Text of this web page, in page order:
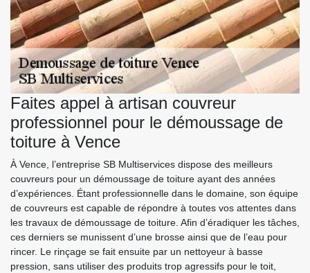
Faites appel à artisan couvreur
professionnel pour le démoussage de
toiture à Vence
À Vence, l’entreprise SB Multiservices dispose des meilleurs
couvreurs pour un démoussage de toiture ayant des années
d’expériences. Étant professionnelle dans le domaine, son équipe
de couvreurs est capable de répondre à toutes vos attentes dans
les travaux de démoussage de toiture. Afin d’éradiquer les tâches,
ces derniers se munissent d’une brosse ainsi que de l’eau pour
rincer. Le rinçage se fait ensuite par un nettoyeur à basse
pression, sans utiliser des produits trop agressifs pour le toit,